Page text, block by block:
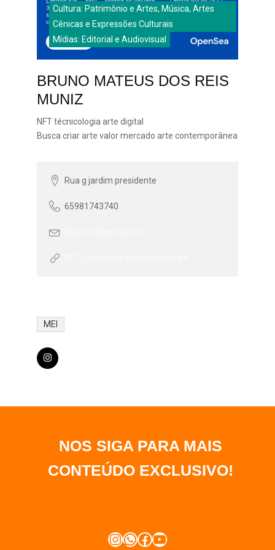
Cultura: Patrimônio e Artes, Música, Artes
Cênicas e Expressões Culturais
Mídias: Editorial e Audiovisual
BRUNO MATEUS DOS REIS
MUNIZ
NFT técnicologia arte digital
Busca criar arte valor mercado arte contemporânea
Rua g jardim presidente
65981743740
MEI
NOS SIGA PARA MAIS
CONTEÚDO EXCLUSIVO!